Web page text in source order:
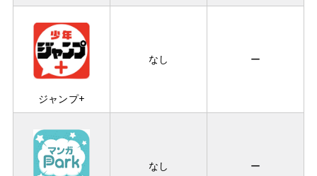
ジャンプ+
なし ー
なし ー